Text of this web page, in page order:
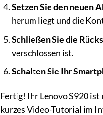
Setzen Sie den neuen
herum liegt und die
Schließen Sie die
verschlossen ist.
Schalten Sie Ihr
Fertig! Ihr Lenovo S920 ist
kurzes Video-Tutorial im